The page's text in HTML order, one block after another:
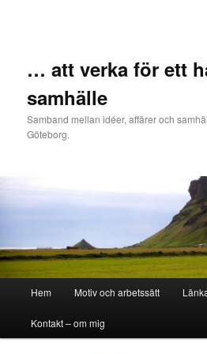
… att verka för ett
samhälle
Samband mellan idéer, affärer och
Göteborg.
Skip to primary content
Skip to secondary content
Hem Motiv och arbetssätt
Kontakt – om mig